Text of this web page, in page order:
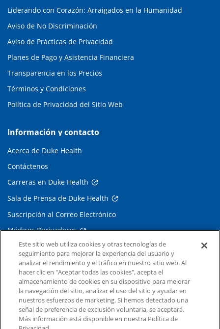
Liderando con Corazón: Arraigados en la Humanidad
Aviso de No Discriminación
Aviso de Prácticas de Privacidad
Planes de Pago y Asistencia Financiera
Transparencia en los Precios
Términos y Condiciones
Política de Privacidad del Sitio Web
Información y contacto
Acerca de Duke Health
Contáctenos
Carreras en Duke Health
Sala de Prensa de Duke Health
Suscripción al Correo Electrónico
Médicos Derivadores
Enlaces relacionados
Duke Cancer Institute
Duke Children's
Duke School of Medicine
Duke School of Nursing
Este sitio web utiliza cookies y otras tecnologías de
seguimiento para mejorar la experiencia del usuario y
analizar el rendimiento y el tráfico en nuestro sitio web. Al
hacer clic en "Aceptar todas las cookies", acepta el
almacenamiento de cookies en su dispositivo para mejorar
la navegación del sitio, analizar el uso del sitio y ayudar en
nuestros esfuerzos de marketing. Si hemos detectado una
señal de preferencia de exclusión voluntaria, se aceptará.
Más información está disponible en nuestra Política de